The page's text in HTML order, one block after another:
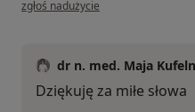
zgłoś nadużycie
dr n. med. Maja
Dziękuję za miłe słowa